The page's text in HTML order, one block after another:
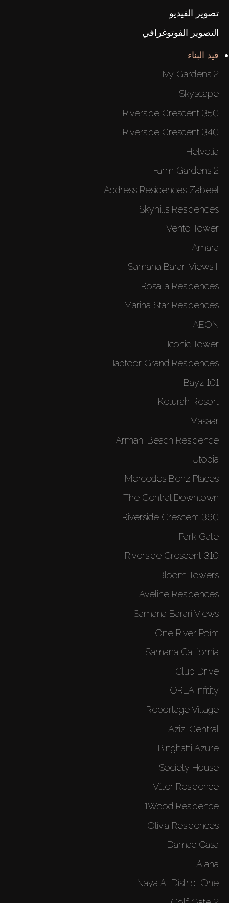
تصوير الفيديو
التصوير الفوتوغرافي
قيد البناء
Ivy Gardens 2
Skyscape
350 Riverside Crescent
340 Riverside Crescent
Helvetia
Farm Gardens 2
Address Residences Zabeel
Skyhills Residences
Vento Tower
Amara
Samana Barari Views II
Rosalia Residences
Marina Star Residences
AEON
Iconic Tower
Habtoor Grand Residences
Bayz 101
Keturah Resort
Masaar
Armani Beach Residence
Utopia
Mercedes Benz Places
The Central Downtown
360 Riverside Crescent
Park Gate
310 Riverside Crescent
Bloom Towers
Aveline Residences
Samana Barari Views
One River Point
Samana California
Club Drive
ORLA Infitity
Reportage Village
Azizi Central
Binghatti Azure
Society House
V1ter Residence
1Wood Residence
Olivia Residences
Damac Casa
Alana
Naya At District One